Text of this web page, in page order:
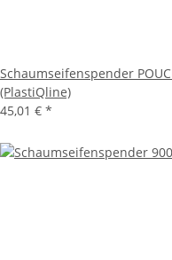
Schaumseifenspender
(PlastiQline)
45,01 € *